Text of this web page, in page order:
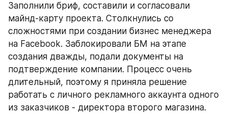
Заполнили бриф, составили и согласовали
майнд-карту проекта. Столкнулись со
сложностями при создании бизнес менеджера
на Facebook. Заблокировали БМ на этапе
создания дважды, подали документы на
подтверждение компании. Процесс очень
длительный, поэтому я приняла решение
работать с личного рекламного аккаунта одного
из заказчиков - директора второго магазина.